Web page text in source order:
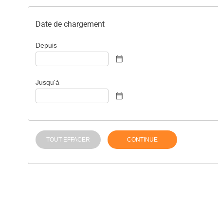
Date de chargement
Depuis
Jusqu'à
TOUT EFFACER CONTINUE